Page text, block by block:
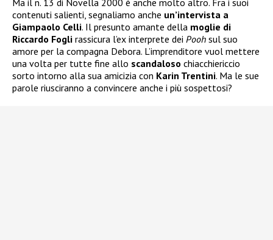
Ma il n. 13 di Novella 2000 è anche molto altro. Fra i suoi
contenuti salienti, segnaliamo anche un’intervista a
Giampaolo Celli. Il presunto amante della moglie di
Riccardo Fogli rassicura l’ex interprete dei Pooh sul suo
amore per la compagna Debora. L’imprenditore vuol mettere
una volta per tutte fine allo scandaloso chiacchiericcio
sorto intorno alla sua amicizia con Karin Trentini. Ma le sue
parole riusciranno a convincere anche i più sospettosi?